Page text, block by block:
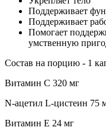
Поддерживает
Поддерживает
Помогает
умственную
Состав на порцию - 1
Витамин C 320 мг
N-ацетил L-цистеин 75
Витамин Е 24 мг